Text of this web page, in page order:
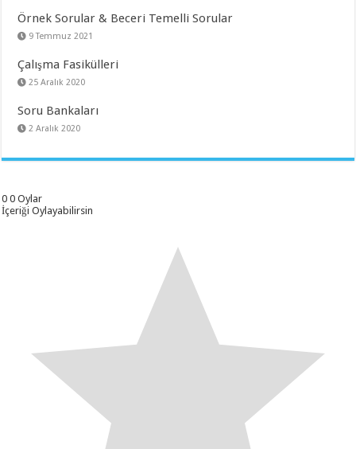
Örnek Sorular & Beceri Temelli Sorular
9 Temmuz 2021
Çalışma Fasikülleri
25 Aralık 2020
Soru Bankaları
2 Aralık 2020
0 0 Oylar
İçeriği Oylayabilirsin